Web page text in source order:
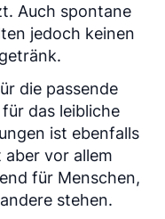
Auch spontane
jedoch keinen
die passende
das leibliche
ist ebenfalls
vor allem
für Menschen,
stehen.